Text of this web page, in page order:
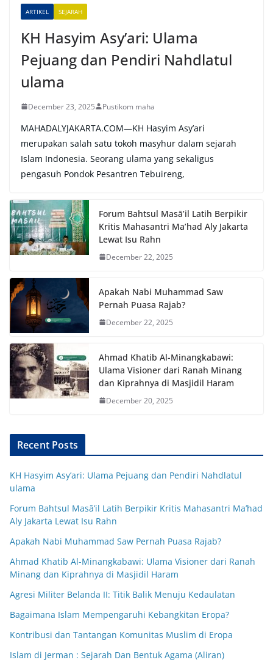
ARTIKEL SEJARAH
KH Hasyim Asy’ari: Ulama
Pejuang dan Pendiri Nahdlatul
ulama
December 23, 2025 Pustikom maha
MAHADALYJAKARTA.COM—KH Hasyim Asy’ari
merupakan salah satu tokoh masyhur dalam sejarah
Islam Indonesia. Seorang ulama yang sekaligus
pengasuh Pondok Pesantren Tebuireng,
Forum Bahtsul Masā’il Latih Berpikir
Kritis Mahasantri Ma’had Aly Jakarta
Lewat Isu Rahn
December 22, 2025
Apakah Nabi Muhammad Saw
Pernah Puasa Rajab?
December 22, 2025
Ahmad Khatib Al-Minangkabawi:
Ulama Visioner dari Ranah Minang
dan Kiprahnya di Masjidil Haram
December 20, 2025
Recent Posts
KH Hasyim Asy’ari: Ulama Pejuang dan Pendiri Nahdlatul
ulama
Forum Bahtsul Masā’il Latih Berpikir Kritis Mahasantri Ma’had
Aly Jakarta Lewat Isu Rahn
Apakah Nabi Muhammad Saw Pernah Puasa Rajab?
Ahmad Khatib Al-Minangkabawi: Ulama Visioner dari Ranah
Minang dan Kiprahnya di Masjidil Haram
Agresi Militer Belanda II: Titik Balik Menuju Kedaulatan
Bagaimana Islam Mempengaruhi Kebangkitan Eropa?
Kontribusi dan Tantangan Komunitas Muslim di Eropa
Islam di Jerman : Sejarah Dan Bentuk Agama (Aliran)